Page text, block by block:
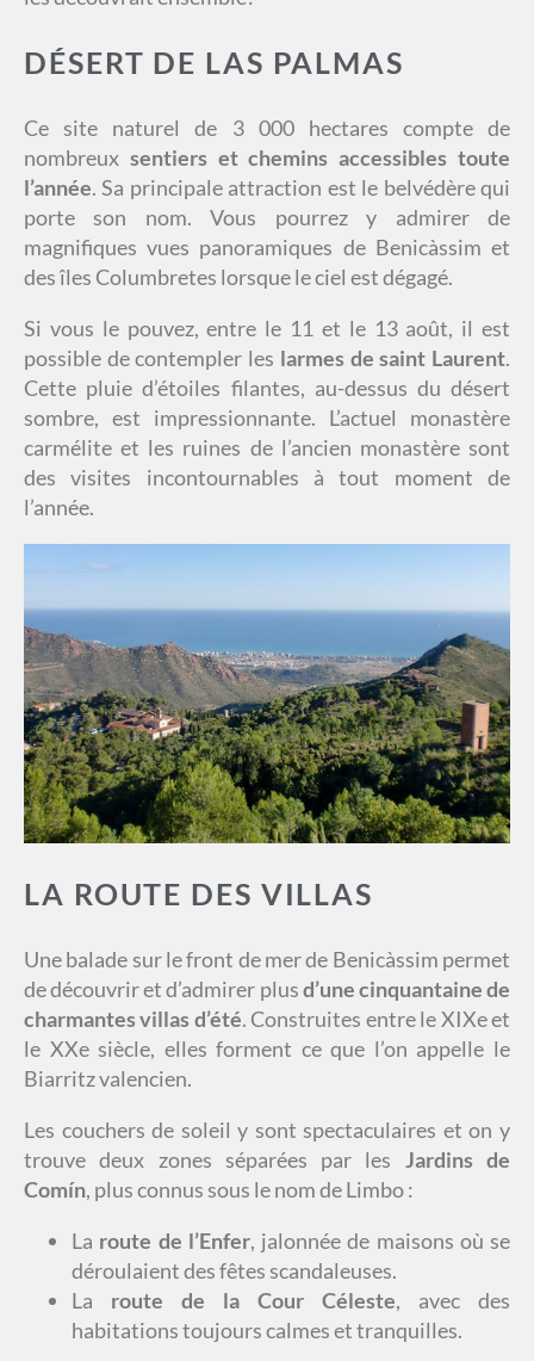
DÉSERT DE LAS PALMAS
Ce site naturel de 3 000 hectares compte de
nombreux sentiers et chemins accessibles toute
l’année. Sa principale attraction est le belvédère qui
porte son nom. Vous pourrez y admirer de
magnifiques vues panoramiques de Benicàssim et
des îles Columbretes lorsque le ciel est dégagé.
Si vous le pouvez, entre le 11 et le 13 août, il est
possible de contempler les larmes de saint Laurent.
Cette pluie d’étoiles filantes, au-dessus du désert
sombre, est impressionnante. L’actuel monastère
carmélite et les ruines de l’ancien monastère sont
des visites incontournables à tout moment de
l’année.
LA ROUTE DES VILLAS
Une balade sur le front de mer de Benicàssim permet
de découvrir et d’admirer plusd’une cinquantaine de
charmantes villas d’été. Construites entre le XIXe et
le XXe siècle, elles forment ce que l’on appelle le
Biarritz valencien.
Les couchers de soleil y sont spectaculaires et on y
trouve deux zones séparées par les Jardins de
Comín, plus connus sous le nom de Limbo :
La route de l’Enfer, jalonnée de maisons où se
déroulaient des fêtes scandaleuses.
La route de la Cour Céleste, avec des
habitations toujours calmes et tranquilles.